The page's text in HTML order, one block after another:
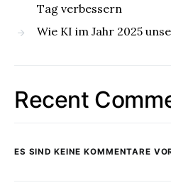
Tag verbessern
Wie KI im Jahr 2025
Recent
ES SIND KEINE KOMMENTARE